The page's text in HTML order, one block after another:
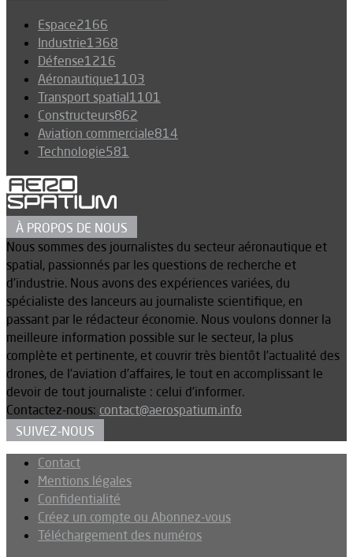
Espace2166
Industrie1368
Défense1216
Aéronautique1103
Transport spatial1101
Constructeurs862
Aviation commerciale814
Technologie581
À PROPOS DE NOUS
Nous sommes des journalistes du secteur aéronautique et
spatial, passionnés par les questions de recherche et
d’industrie. Nous avons des expériences variées, du
spécialiste des lanceurs au journaliste scientifique, en
passant par le rédacteur économie. Nous voulons donner la
meilleure information possible sur le secteur, la plus
complète et pertinente, et couvrir très bientôt l’actualité des
drones, de l’aviation d’affaires, le tout en accomplissant le
devoir de tout journaliste : celui d’informer.
Contactez-nous: contact@aerospatium.info
SUIVEZ-NOUS
Contact
Mentions légales
Confidentialité
Créez un compte ou Abonnez-vous
Téléchargement des numéros